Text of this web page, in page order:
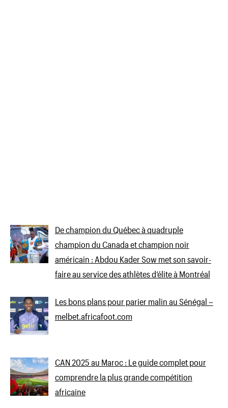
De champion du Québec à quadruple
champion du Canada et champion noir
américain : Abdou Kader Sow met son savoir-
faire au service des athlètes d’élite à Montréal
Les bons plans pour parier malin au Sénégal –
melbet.africafoot.com
CAN 2025 au Maroc : Le guide complet pour
comprendre la plus grande compétition
africaine